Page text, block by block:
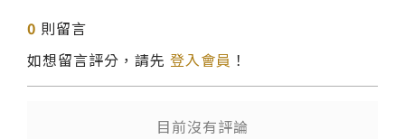
0 則留言
如想留言評分，請先 登入會員 ！
目前沒有評論